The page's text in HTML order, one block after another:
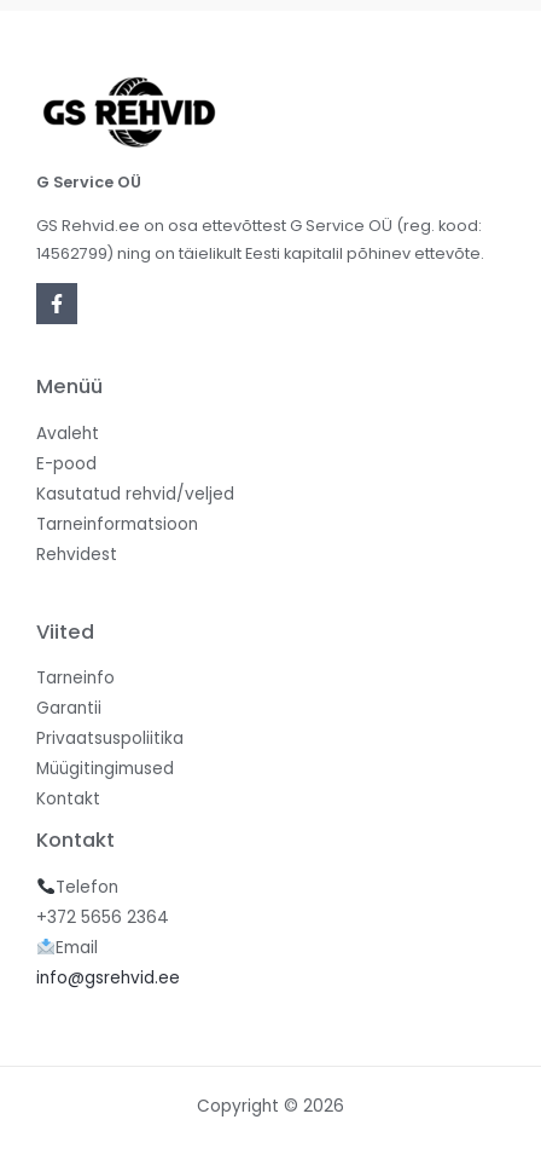
G Service OÜ
GS Rehvid.ee on osa ettevõttest G Service OÜ (reg. kood:
14562799) ning on täielikult Eesti kapitalil põhinev ettevõte.
Menüü
Avaleht
E-pood
Kasutatud rehvid/veljed
Tarneinformatsioon
Rehvidest
Viited
Tarneinfo
Garantii
Privaatsuspoliitika
Müügitingimused
Kontakt
Kontakt
Telefon
+372 5656 2364
Email
info@gsrehvid.ee
Copyright © 2026